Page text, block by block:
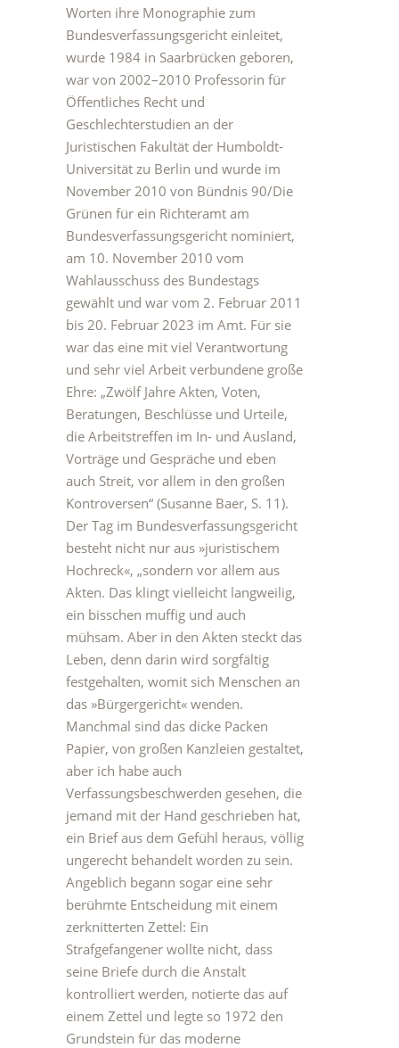
Worten ihre Monographie zum
Bundesverfassungsgericht einleitet,
wurde 1984 in Saarbrücken geboren,
war von 2002–2010 Professorin für
Öffentliches Recht und
Geschlechterstudien an der
Juristischen Fakultät der Humboldt-
Universität zu Berlin und wurde im
November 2010 von Bündnis 90/Die
Grünen für ein Richteramt am
Bundesverfassungsgericht nominiert,
am 10. November 2010 vom
Wahlausschuss des Bundestags
gewählt und war vom 2. Februar 2011
bis 20. Februar 2023 im Amt. Für sie
war das eine mit viel Verantwortung
und sehr viel Arbeit verbundene große
Ehre: „Zwölf Jahre Akten, Voten,
Beratungen, Beschlüsse und Urteile,
die Arbeitstreffen im In- und Ausland,
Vorträge und Gespräche und eben
auch Streit, vor allem in den großen
Kontroversen“ (Susanne Baer, S. 11).
Der Tag im Bundesverfassungsgericht
besteht nicht nur aus »juristischem
Hochreck«, „sondern vor allem aus
Akten. Das klingt vielleicht langweilig,
ein bisschen muffig und auch
mühsam. Aber in den Akten steckt das
Leben, denn darin wird sorgfältig
festgehalten, womit sich Menschen an
das »Bürgergericht« wenden.
Manchmal sind das dicke Packen
Papier, von großen Kanzleien gestaltet,
aber ich habe auch
Verfassungsbeschwerden gesehen, die
jemand mit der Hand geschrieben hat,
ein Brief aus dem Gefühl heraus, völlig
ungerecht behandelt worden zu sein.
Angeblich begann sogar eine sehr
berühmte Entscheidung mit einem
zerknitterten Zettel: Ein
Strafgefangener wollte nicht, dass
seine Briefe durch die Anstalt
kontrolliert werden, notierte das auf
einem Zettel und legte so 1972 den
Grundstein für das moderne